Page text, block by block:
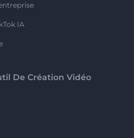
IA
De Création Vidéo